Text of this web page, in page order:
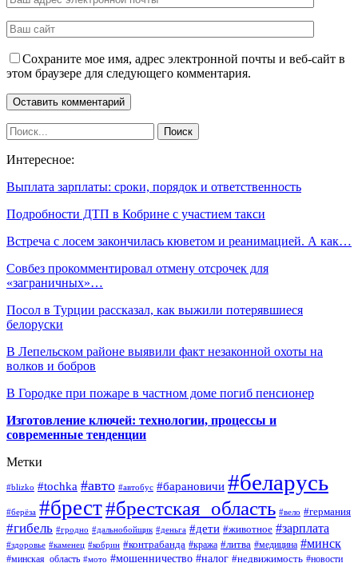
Сохраните мое имя, адрес электронной почты и веб-сайт в
этом браузере для следующего комментария.
Интересное:
Выплата зарплаты: сроки, порядок и ответственность
Подробности ДТП в Кобрине с участием такси
Встреча с лосем закончилась кюветом и реанимацией. А как…
Совбез прокомментировал отмену отсрочек для
«заграничных»…
Посол в Турции рассказал, как выжили потерявшиеся
белоруски
В Лепельском районе выявили факт незаконной охоты на
волков и бобров
В Городке при пожаре в частном доме погиб пенсионер
Изготовление ключей: технологии, процессы и
современные тенденции
Метки
#blizko #tochka #авто #автобус #барановичи #беларусь
#берёза #брест#брестская_область #вело #германия
#гибель #гродно #дальнобойщик #деньга #дети #животное #зарплата
#здоровье #каменец #кобрин #контрабанда #кража #литва #медицина #минск
#минская_область #мото #мошенничество #налог #недвижимость #новости